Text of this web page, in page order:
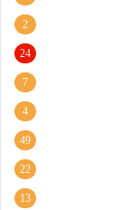
2
24
7
4
49
22
13